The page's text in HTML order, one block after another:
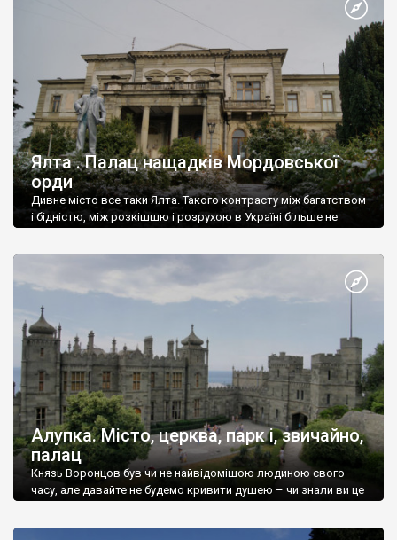
Ялта . Палац нащадків Мордовської
орди
Дивне місто все таки Ялта. Такого контрасту між багатством
і бідністю, між розкішшю і розрухою в Україні більше не
Алупка. Місто, церква, парк і, звичайно,
палац
Князь Воронцов був чи не найвідомішою людиною свого
часу, але давайте не будемо кривити душею – чи знали ви це